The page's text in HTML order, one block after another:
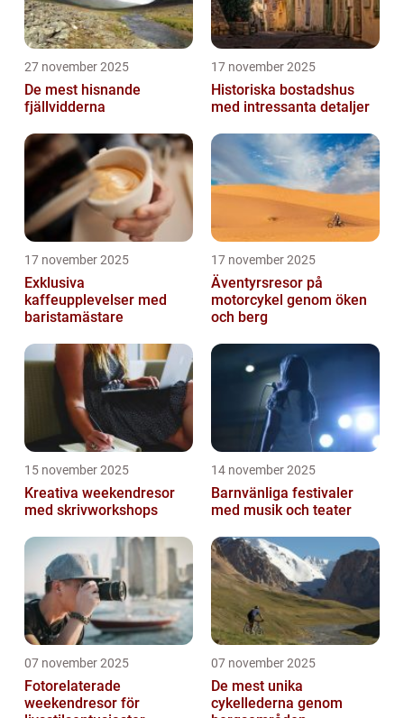
27 november 2025
De mest hisnande
fjällvidderna
17 november 2025
Historiska bostadshus
med intressanta detaljer
17 november 2025
Exklusiva
kaffeupplevelser med
baristamästare
17 november 2025
Äventyrsresor på
motorcykel genom öken
och berg
15 november 2025
Kreativa weekendresor
med skrivworkshops
14 november 2025
Barnvänliga festivaler
med musik och teater
07 november 2025
Fotorelaterade
weekendresor för
07 november 2025
De mest unika
cykellederna genom